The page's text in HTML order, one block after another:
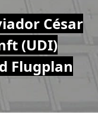
César
(UDI)
Flugplan